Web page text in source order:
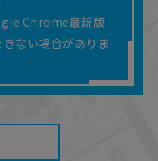
Chrome最新版
ない場合がありま
があります。
確保に努めており
を保証するもので
ります。
によって、利用